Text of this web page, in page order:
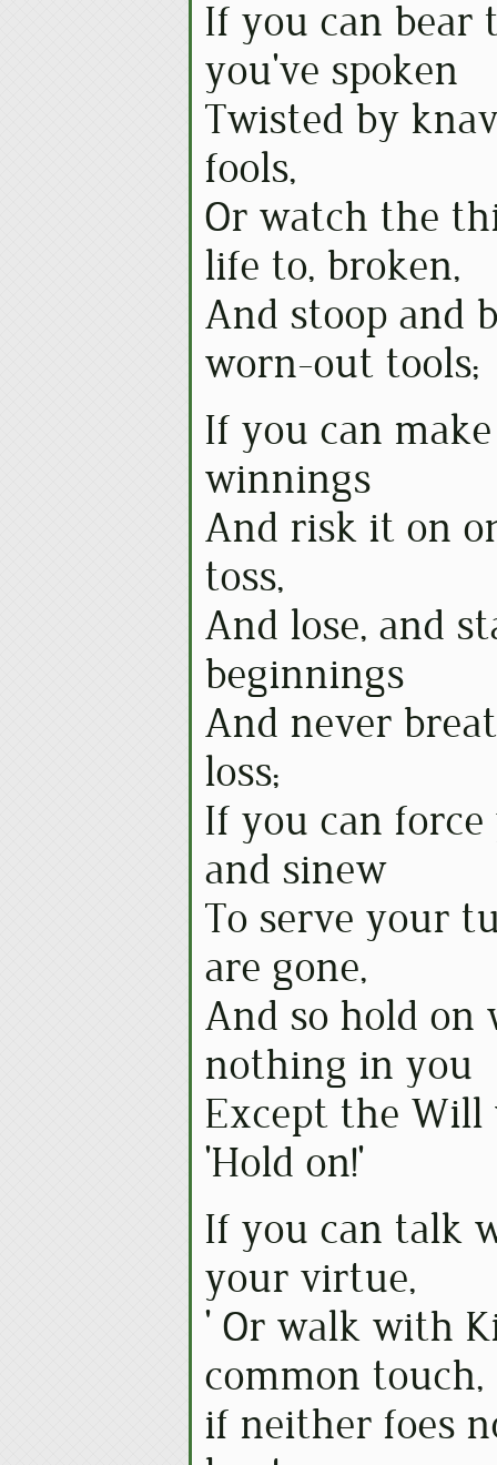
If you can
you've spoken
Twisted by
fools,
Or watch the
life to, broken,
And stoop and
worn-out tools;
If you can
winnings
And risk it on
toss,
And lose, and
beginnings
And never
loss;
If you can
and sinew
To serve your
are gone,
And so hold on
nothing in you
Except the Will
'Hold on!'
If you can talk
your virtue,
' Or walk with
common touch,
if neither foes